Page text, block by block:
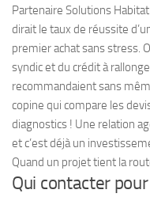
Partenaire Solutions Habitat
dirait le taux de réussite
premier achat sans stress.
syndic et du crédit à
recommandaient sans
copine qui compare les
diagnostics ! Une relation
et c’est déjà un
Quand un projet tient la
Qui contacter